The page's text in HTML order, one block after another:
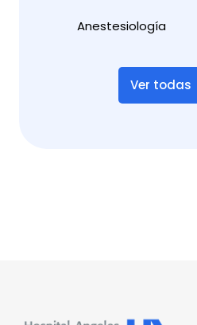
Anestesiología
Ver todas